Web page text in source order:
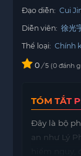
Đạo diễn: Cui
Diễn viên: 徐光
Thể loại: Chính
0 / 5 0 đánh
TÓM TẮT
Đây là bộ
an như Lý